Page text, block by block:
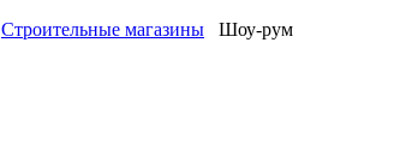
Строительные магазины Шоу-рум